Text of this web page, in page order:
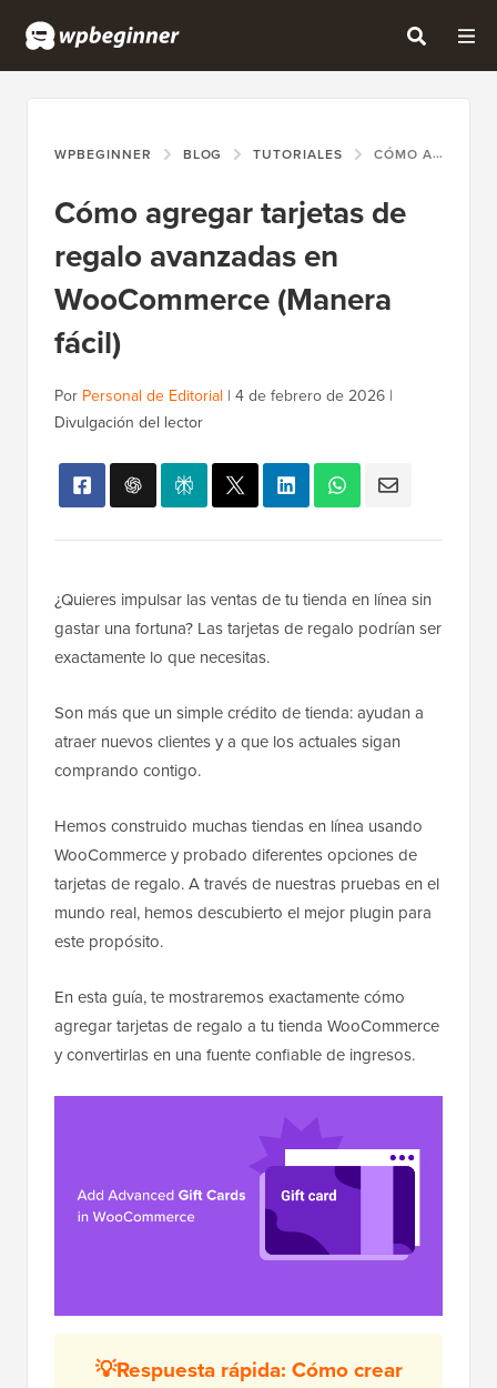
WPBEGINNER BLOG TUTORIALES CÓMO AGREGAR TARJETAS DE REGALO AVANZADAS EN WOOCOMMERCE (MANERA FÁCIL)
Cómo agregar tarjetas de
regalo avanzadas en
WooCommerce (Manera
fácil)
Por Personal de Editorial | 4 de febrero de 2026 |
Divulgación del lector
¿Quieres impulsar las ventas de tu tienda en línea sin
gastar una fortuna? Las tarjetas de regalo podrían ser
exactamente lo que necesitas.
Son más que un simple crédito de tienda: ayudan a
atraer nuevos clientes y a que los actuales sigan
comprando contigo.
Hemos construido muchas tiendas en línea usando
WooCommerce y probado diferentes opciones de
tarjetas de regalo. A través de nuestras pruebas en el
mundo real, hemos descubierto el mejor plugin para
este propósito.
En esta guía, te mostraremos exactamente cómo
agregar tarjetas de regalo a tu tienda WooCommerce
y convertirlas en una fuente confiable de ingresos.
💡Respuesta rápida: Cómo crear